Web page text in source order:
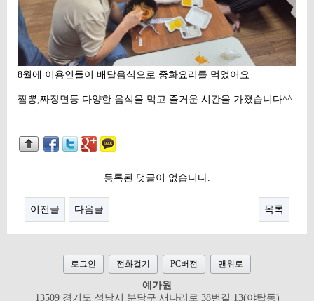
8월에 이용인들이 배달음식으로 중화요리를 먹었어요
짬뽕,짜장면등 다양한 음식을 먹고 즐거운 시간을 가졌습니다^^
등록된 댓글이 없습니다.
이전글 다음글 목록
로그인 전화걸기 PC버전 맨위로
예가원
13509 경기도 성남시 분당구 새나리로 38번길 13(야탑동)